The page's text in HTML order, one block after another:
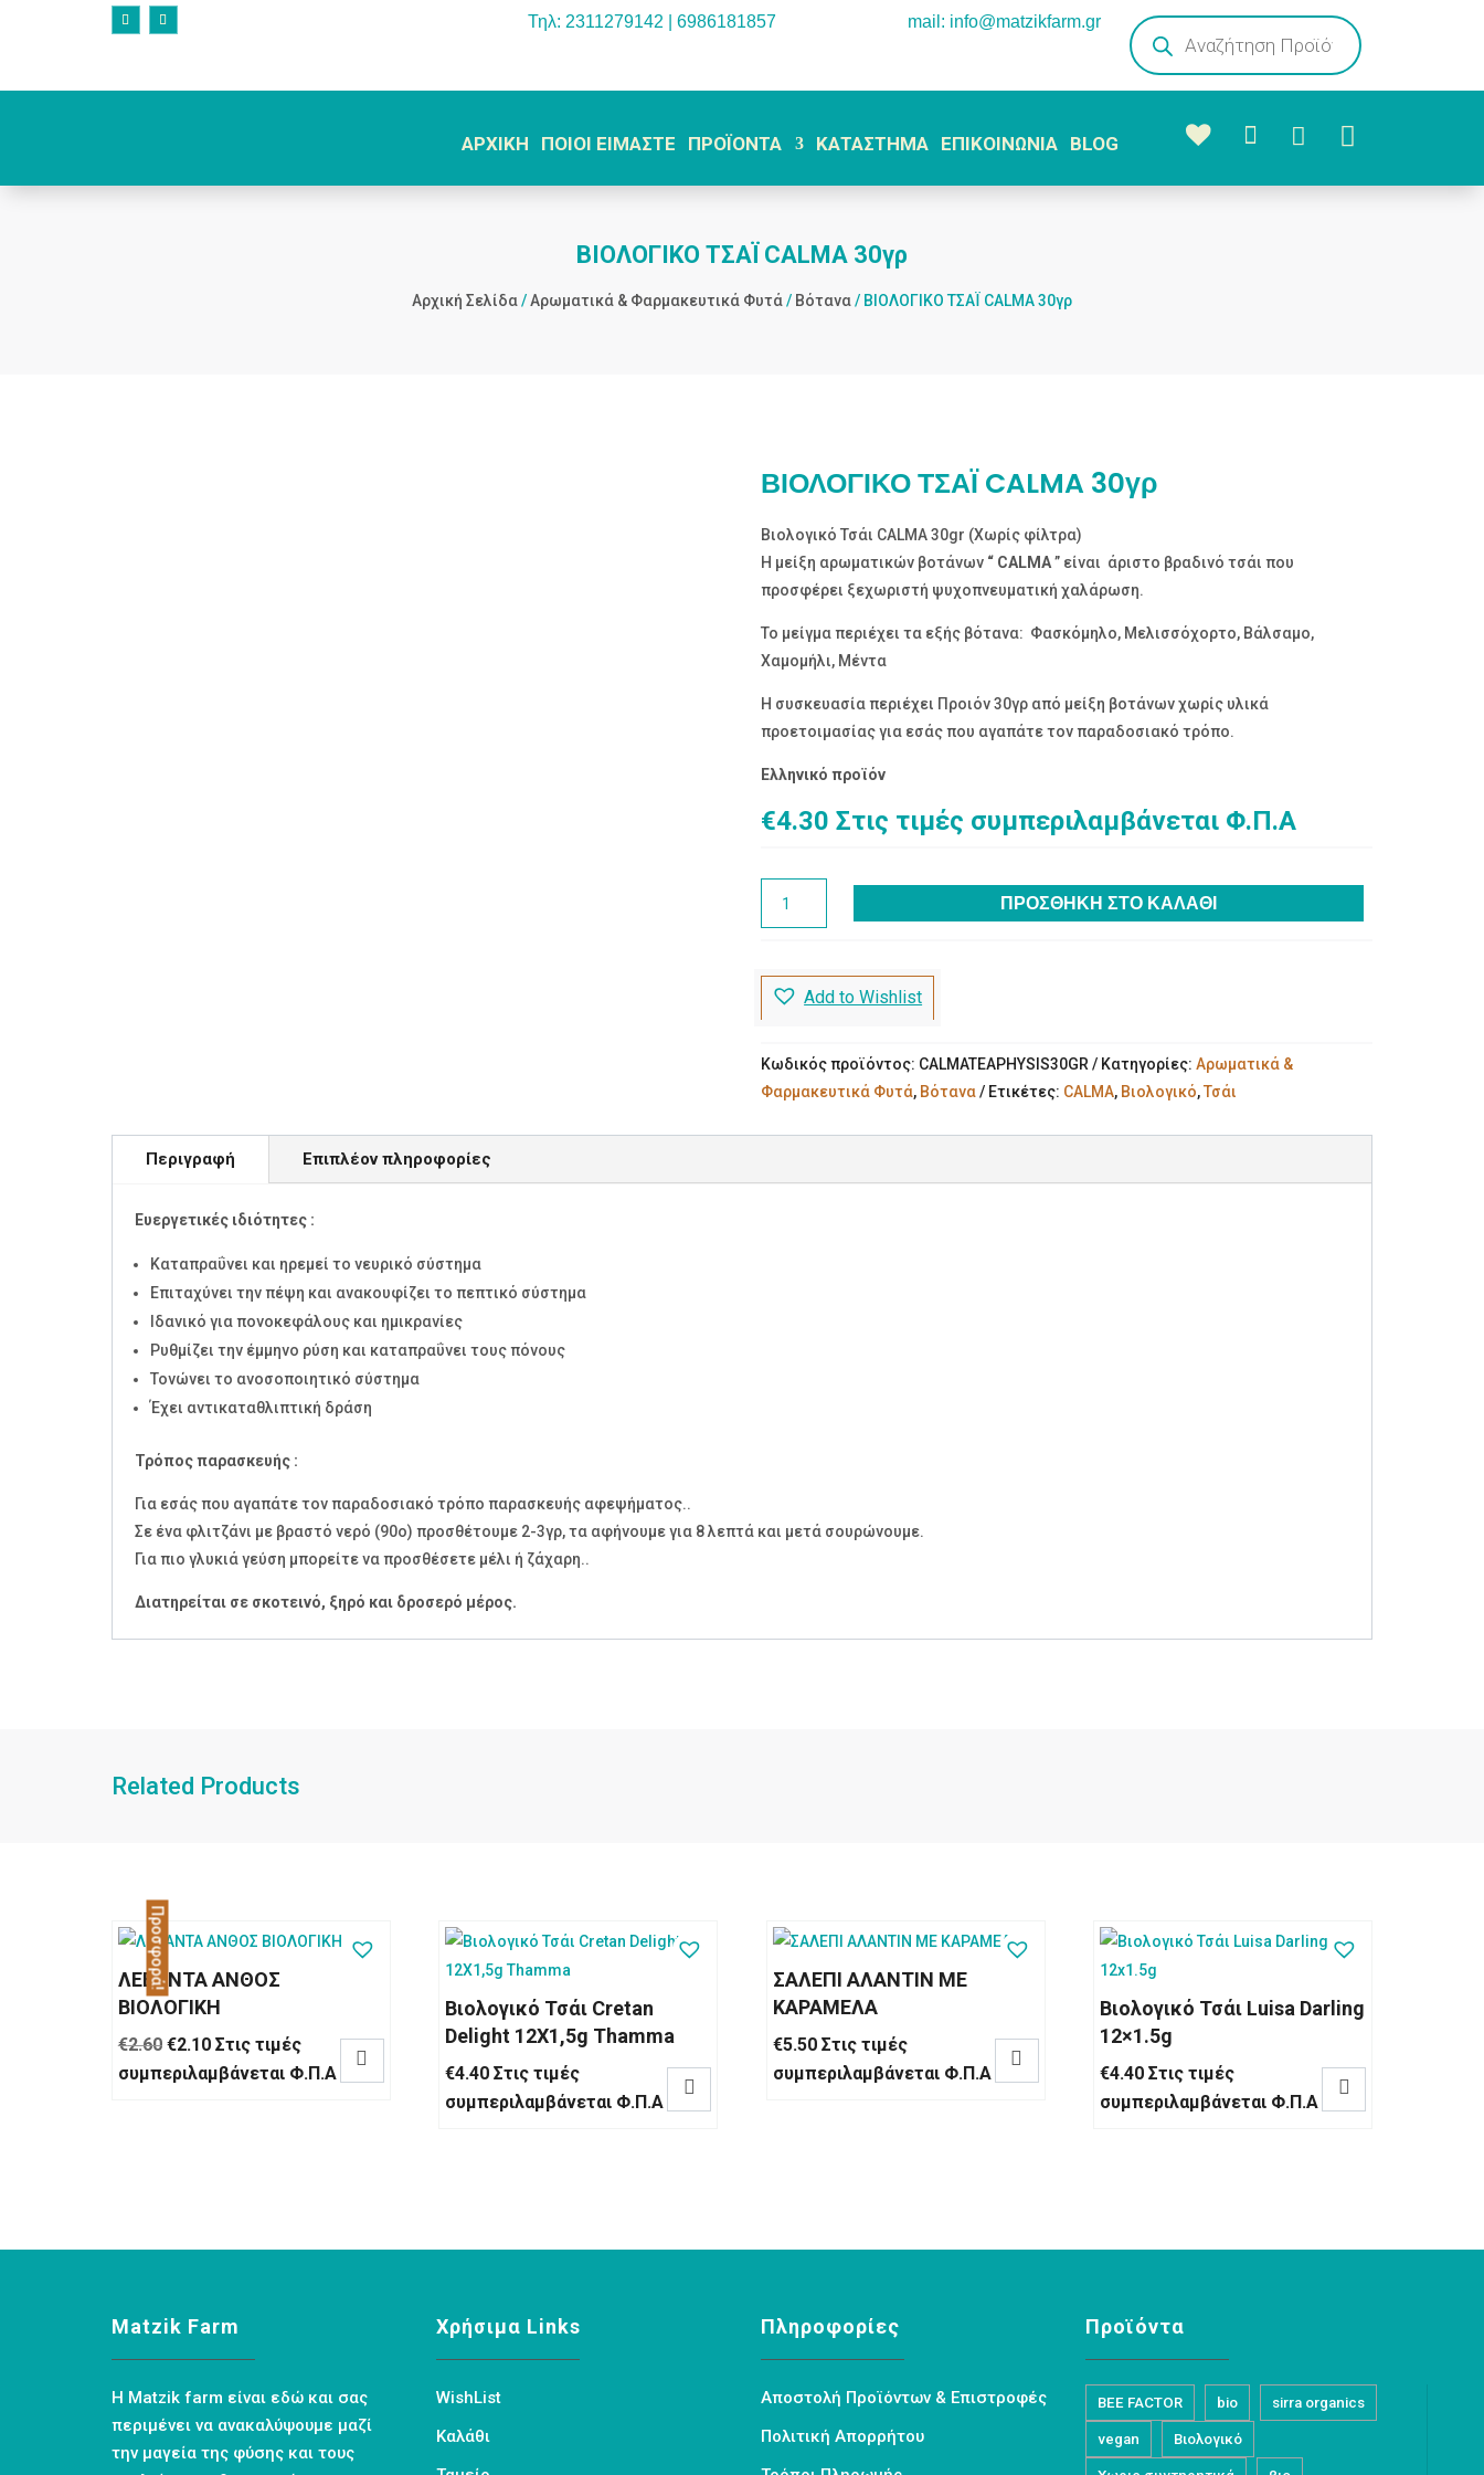
Τηλ: 2311279142 | 6986181857 mail: info@matzikfarm.gr
Products
search
ΑΡΧΙΚΗ ΠΟΙΟΙ ΕΙΜΑΣΤΕ ΠΡΟΪΟΝΤΑ ΚΑΤΑΣΤΗΜΑ ΕΠΙΚΟΙΝΩΝΙΑ BLOG   
ΒΙΟΛΟΓΙΚΟ ΤΣΑΪ CALMA 30γρ
Αρχική Σελίδα/Αρωματικά & Φαρμακευτικά Φυτά/ Βότανα/ ΒΙΟΛΟΓΙΚΟ ΤΣΑΪ CALMA 30γρ
ΒΙΟΛΟΓΙΚΟ ΤΣΑΪ CALMA 30γρ
Βιολογικό Τσάι CALMA 30gr (Χωρίς φίλτρα)
H μείξη αρωματικών βοτάνων “ CALMA” είναι άριστο βραδινό τσάι που
προσφέρει ξεχωριστή ψυχοπνευματική χαλάρωση.
Το μείγμα περιέχει τα εξής βότανα: Φασκόμηλο, Μελισσόχορτο, Βάλσαμο,
Χαμομήλι, Μέντα
Η συσκευασία περιέχει Προιόν 30γρ από μείξη βοτάνων χωρίς υλικά
προετοιμασίας για εσάς που αγαπάτε τον παραδοσιακό τρόπο.
Ελληνικό προϊόν
€4.30 Στις τιμές συμπεριλαμβάνεται Φ.Π.Α
30γρ
ποσότητα
ΠΡΟΣΘΉΚΗ ΣΤΟ ΚΑΛΆΘΙ
Add to Wishlist
Κωδικός προϊόντος: CALMATEAPHYSIS30GR Κατηγορίες:Αρωματικά &
Φαρμακευτικά Φυτά, Βότανα Ετικέτες: CALMA, Βιολογικό,Τσάι
Περιγραφή Επιπλέον πληροφορίες
Ευεργετικές ιδιότητες :
Καταπραΰνει και ηρεμεί το νευρικό σύστημα
Επιταχύνει την πέψη και ανακουφίζει το πεπτικό σύστημα
Ιδανικό για πονοκεφάλους και ημικρανίες
Ρυθμίζει την έμμηνο ρύση και καταπραΰνει τους πόνους
Τονώνει το ανοσοποιητικό σύστημα
Έχει αντικαταθλιπτική δράση
Τρόπος παρασκευής :
Για εσάς που αγαπάτε τον παραδοσιακό τρόπο παρασκευής αφεψήματος..
Σε ένα φλιτζάνι με βραστό νερό (90ο) προσθέτουμε 2-3γρ, τα αφήνουμε για 8 λεπτά και μετά σουρώνουμε.
Για πιο γλυκιά γεύση μπορείτε να προσθέσετε μέλι ή ζάχαρη..
Διατηρείται σε σκοτεινό, ξηρό και δροσερό μέρος.
Related Products
Προσφορά!
ΛΕΒΑΝΤΑ ΑΝΘΟΣ
ΒΙΟΛΟΓΙΚΗ
€2.60 Original
price
€2.10Η
τρέχουσα
Στις τιμές
συμπεριλαμβάνεται Φ.Π.Α

Βιολογικό Τσάι Cretan
Delight 12Χ1,5g Thamma
€4.40 Στις τιμές
συμπεριλαμβάνεται Φ.Π.Α

ΣΑΛΕΠΙ ΑΛΑΝΤΙΝ ΜΕ
ΚΑΡΑΜΕΛΑ
€5.50 Στις τιμές
συμπεριλαμβάνεται Φ.Π.Α

Βιολογικό Τσάι Luisa Darling
12×1.5g
€4.40 Στις τιμές
συμπεριλαμβάνεται Φ.Π.Α

Matzik Farm
Η Matzik farm είναι εδώ και σας
περιμένει να ανακαλύψουμε μαζί
την μαγεία της φύσης και τους
Χρήσιμα Links
WishList
Καλάθι
Πληροφορίες
Αποστολή Προϊόντων & Επιστροφές
Πολιτική Απορρήτου
Προϊόντα
BEE FACTOR bio sirra organics
vegan Βιολογικό